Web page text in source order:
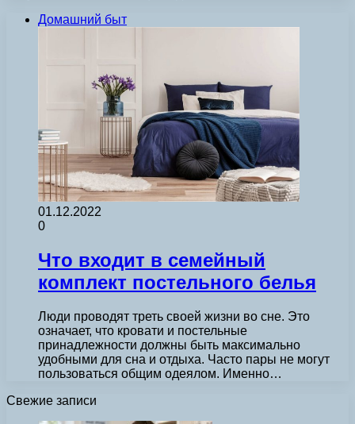
Домашний быт
01.12.2022
0
Что входит в семейный
комплект постельного белья
Люди проводят треть своей жизни во сне. Это
означает, что кровати и постельные
принадлежности должны быть максимально
удобными для сна и отдыха. Часто пары не могут
пользоваться общим одеялом. Именно…
Свежие записи